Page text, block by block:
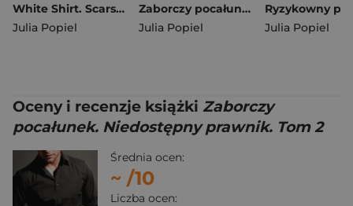
White Shirt. Scars on Ice. Tom 3
Julia Popiel
Zaborczy pocałunek wznowienie. Niedostępny prawnik. Tom 2 wyd. 2025
Julia Popiel
Julia Popiel
Oceny i recenzje książki Zaborczy
pocałunek. Niedostępny prawnik. Tom 2
Średnia ocen:
~ /10
Liczba ocen: